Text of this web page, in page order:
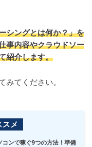
シングとは何か？」を
事内容やクラウドソー
紹介します。
みてください。
スメ
コンで稼ぐ9つの方法！準備